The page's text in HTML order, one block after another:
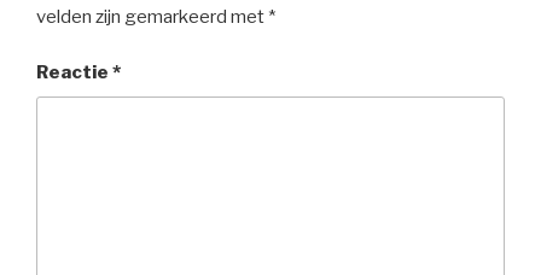
velden zijn gemarkeerd met *
Reactie *